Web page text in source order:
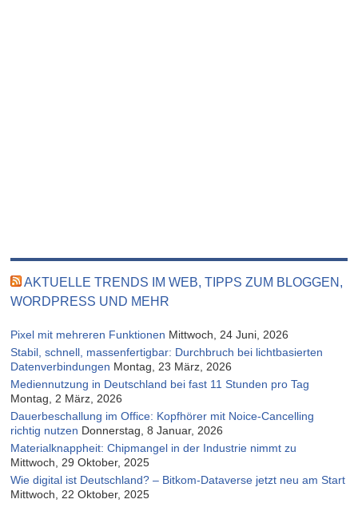
AKTUELLE TRENDS IM WEB, TIPPS ZUM BLOGGEN,
WORDPRESS UND MEHR
Pixel mit mehreren Funktionen Mittwoch, 24 Juni, 2026
Stabil, schnell, massenfertigbar: Durchbruch bei lichtbasierten
Datenverbindungen Montag, 23 März, 2026
Mediennutzung in Deutschland bei fast 11 Stunden pro Tag
Montag, 2 März, 2026
Dauerbeschallung im Office: Kopfhörer mit Noice-Cancelling
richtig nutzen Donnerstag, 8 Januar, 2026
Materialknappheit: Chipmangel in der Industrie nimmt zu
Mittwoch, 29 Oktober, 2025
Wie digital ist Deutschland? – Bitkom-Dataverse jetzt neu am Start
Mittwoch, 22 Oktober, 2025